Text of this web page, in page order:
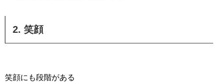
2. 笑顔
笑顔にも段階がある